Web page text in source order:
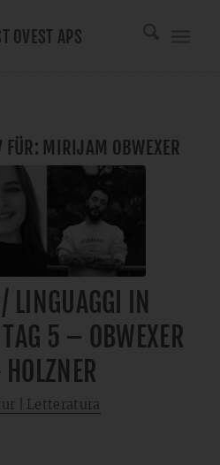
OVEST APS
FÜR: MIRIJAM OBWEXER
LINGUAGGI IN
5 – OBWEXER
| Letteratura